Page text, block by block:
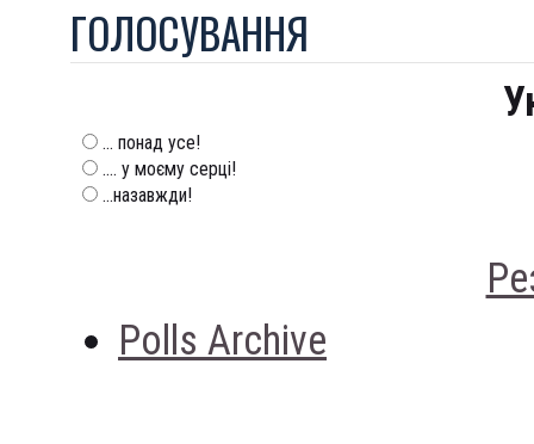
ГОЛОСУВАННЯ
... понад усе!
.... у моєму серці!
...назавжди!
Polls Archive